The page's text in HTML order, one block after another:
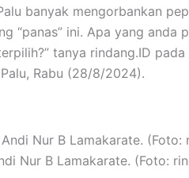
banyak mengorbankan
“panas” ini. Apa yang
tanya rindang.ID
Rabu (28/8/2024).
Nur B Lamakarate. (Foto: